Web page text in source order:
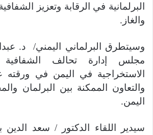
البرلمانية في الرقابة وتعزيز
والغاز.
وسيتطرق البرلماني اليمني/ د.
مجلس إدارة تحالف
الاستخراجية في اليمن في ورقته
والتعاون الممكنة بين البرلمان
اليمن.
سيدير اللقاء الدكتور / سعد